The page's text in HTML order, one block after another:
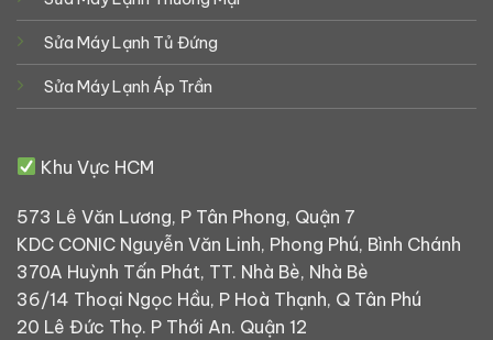
Sửa Máy Lạnh Tủ Đứng
Sửa Máy Lạnh Áp Trần
Khu Vực HCM
573 Lê Văn Lương, P Tân Phong, Quận 7
KDC CONIC Nguyễn Văn Linh, Phong Phú, Bình Chánh
370A Huỳnh Tấn Phát, TT. Nhà Bè, Nhà Bè
36/14 Thoại Ngọc Hầu, P Hoà Thạnh, Q Tân Phú
20 Lê Đức Thọ. P Thới An. Quận 12